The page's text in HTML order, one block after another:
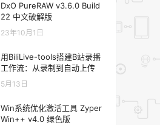
DxO PureRAW v3.6.0 Build
22 中文破解版
23年10月1日
用BiliLive-tools搭建B站录播
工作流：从录制到自动上传
5月13日
Win系统优化激活工具 Zyper
Win++ v4.0 绿色版